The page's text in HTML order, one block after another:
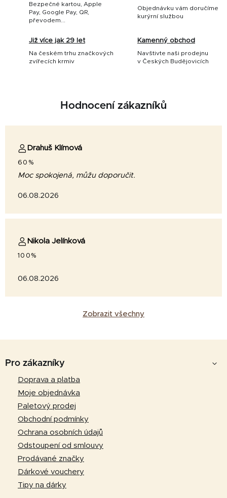
Bezpečné kartou, Apple
Pay, Google Pay, QR,
převodem...
Objednávku vám doručíme
kurýrní službou
Již více jak 29 let
Na českém trhu značkových
zvířecích krmiv
Kamenný obchod
Navštivte naši prodejnu
v Českých Budějovicích
Hodnocení zákazníků
Drahuš Klímová
60%
Moc spokojená, můžu doporučit.
06.08.2026
Nikola Jelínková
100%
06.08.2026
Zobrazit všechny
Pro zákazníky
Doprava a platba
Moje objednávka
Paletový prodej
Obchodní podmínky
Ochrana osobních údajů
Odstoupení od smlouvy
Prodávané značky
Dárkové vouchery
Tipy na dárky